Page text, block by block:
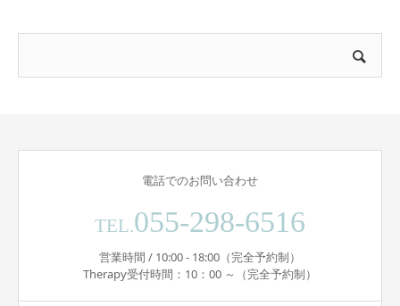
電話でのお問い合わせ
TEL.055-298-6516
営業時間 / 10:00 - 18:00（完全予約制）
Therapy受付時間：10：00 ～（完全予約制）